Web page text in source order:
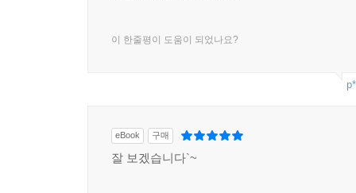
이 한줄평이 도움이 되었나요?
eBook 구매
잘 보겠습니다`~